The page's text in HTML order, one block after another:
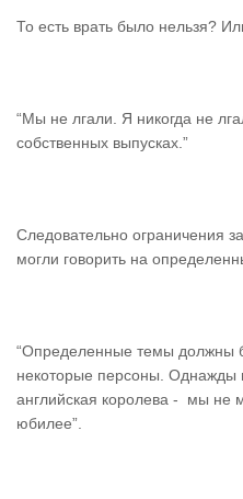
То есть врать было нельзя?
“Мы не лгали. Я никогда не
собственных выпусках.”
Следовательно ограничения
могли говорить на
“Определенные темы должны
некоторые персоны. Однажды
английская королева - мы не
юбилее”.